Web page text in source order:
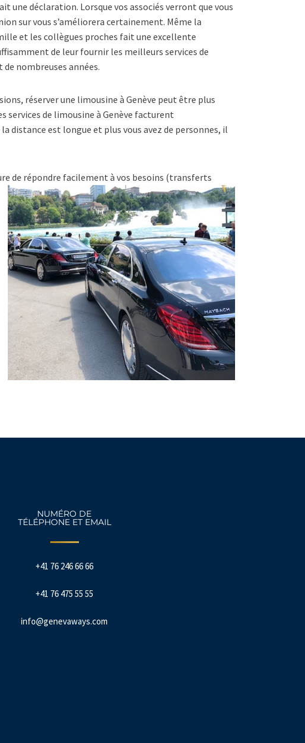
une déclaration. Lorsque vos associés verront que vous
sur vous s’améliorera certainement. Même la
et les collègues proches fait une excellente
de leur fournir les meilleurs services de
nombreuses années.
réserver une limousine à Genève peut être plus
services de limousine à Genève facturent
distance est longue et plus vous avez de personnes, il
de répondre facilement à vos besoins (transferts
NUMÉRO DE
TÉLÉPHONE ET EMAIL
+41 76 246 66 66
+41 76 475 55 55
info@genevaways.com